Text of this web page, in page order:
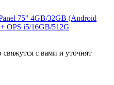
75" 4GB/32GB (Android
OPS i5/16GB/512G
с вами и уточнят